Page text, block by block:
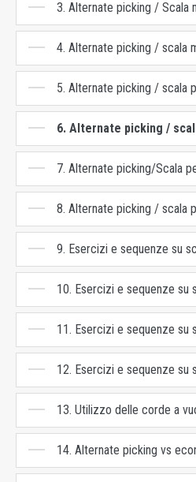
3. Alternate picking / Scala
4. Alternate picking / scala
5. Alternate picking / scala
6. Alternate picking /
7. Alternate picking/Scala
8. Alternate picking / scala
9. Esercizi e sequenze su
10. Esercizi e sequenze su
11. Esercizi e sequenze su
12. Esercizi e sequenze su
13. Utilizzo delle corde a
14. Alternate picking vs